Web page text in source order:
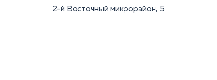
2-й Восточный микрорайон, 5